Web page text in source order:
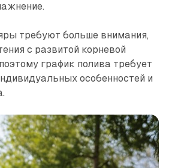
требуют больше внимания,
с развитой корневой
график полива требует
особенностей и